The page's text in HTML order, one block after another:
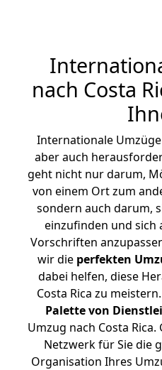
nach Costa
Internationale
aber auch
geht nicht nur darum,
von einem Ort zum
sondern auch darum,
einzufinden und sich
Vorschriften
wir die perfekten
dabei helfen, diese
Costa Rica zu meistern.
Palette von
Umzug nach Costa
Netzwerk für Sie die
Organisation Ihres